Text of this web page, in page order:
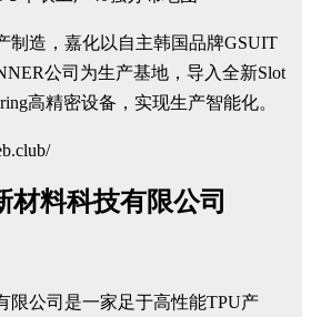
制造，嘉化以自主韩国品牌GSUIT
公司为生产基地，导入全新Slot
高精密设备，实现生产智能化。
材料科技有限公司
限公司是一家足于高性能TPU产